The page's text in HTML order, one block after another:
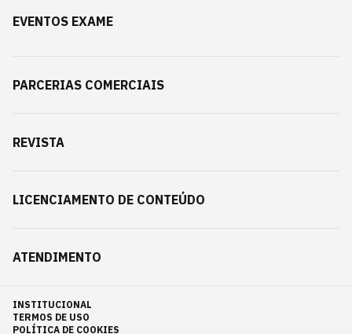
EVENTOS EXAME
PARCERIAS COMERCIAIS
REVISTA
LICENCIAMENTO DE CONTEÚDO
ATENDIMENTO
INSTITUCIONAL
TERMOS DE USO
POLÍTICA DE COOKIES